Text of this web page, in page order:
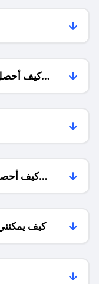
كيف
كيف
كيف